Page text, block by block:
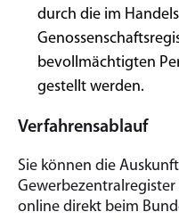
durch die im
bevollmächtigten
gestellt werden.
Verfahrensablauf
Sie können die
online direkt beim